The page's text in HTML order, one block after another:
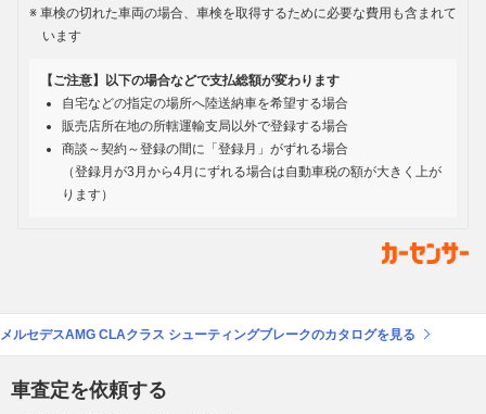
車検の切れた車両の場合、車検を取得するために必要な費用も含まれて
います
【ご注意】以下の場合などで支払総額が変わります
自宅などの指定の場所へ陸送納車を希望する場合
販売店所在地の所轄運輸支局以外で登録する場合
商談～契約～登録の間に「登録月」がずれる場合
（登録月が3月から4月にずれる場合は自動車税の額が大きく上が
ります）
メルセデスAMG CLAクラス シューティングブレークのカタログを見る
車査定を依頼する